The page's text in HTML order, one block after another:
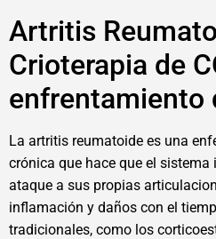
Artritis
Crioterapia de
enfrentamiento
La artritis reumatoide es una
crónica que hace que el
ataque a sus propias
inflamación y daños con el
tradicionales, como los